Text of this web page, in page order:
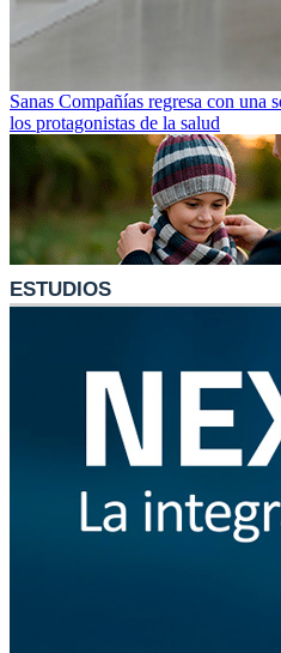
Sanas Compañías regresa con una
los protagonistas de la salud
ESTUDIOS